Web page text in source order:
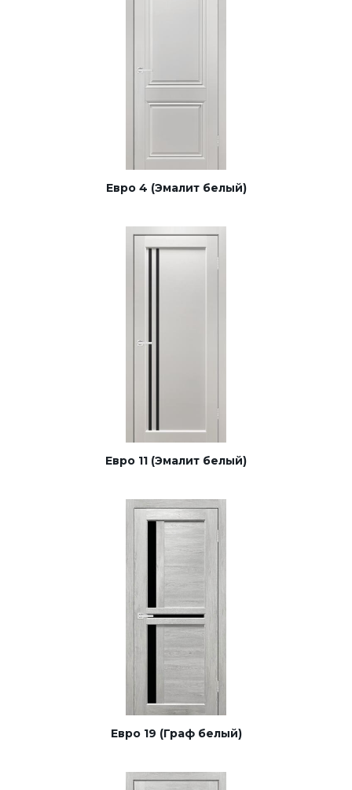
Евро 4 (Эмалит белый)
Евро 11 (Эмалит белый)
Евро 19 (Граф белый)